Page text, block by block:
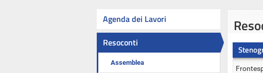
Agenda dei Lavori
Resoconti
Assemblea